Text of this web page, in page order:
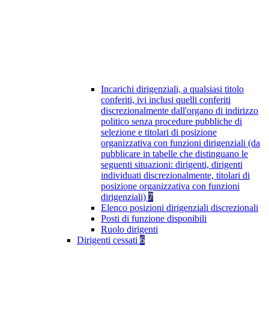
Incarichi dirigenziali, a qualsiasi titolo
conferiti, ivi inclusi quelli conferiti
discrezionalmente dall'organo di indirizzo
politico senza procedure pubbliche di
selezione e titolari di posizione
organizzativa con funzioni dirigenziali (da
pubblicare in tabelle che distinguano le
seguenti situazioni: dirigenti, dirigenti
individuati discrezionalmente, titolari di
posizione organizzativa con funzioni
dirigenziali) 7
Elenco posizioni dirigenziali discrezionali
Posti di funzione disponibili
Ruolo dirigenti
Dirigenti cessati 6